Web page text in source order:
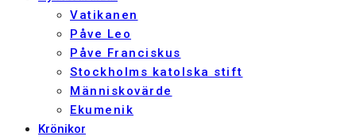
Vatikanen
Påve Leo
Påve Franciskus
Stockholms katolska stift
Människovärde
Ekumenik
Krönikor